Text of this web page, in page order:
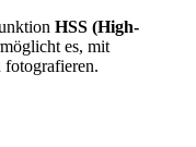
HSS (High-
es, mit
fotografieren.